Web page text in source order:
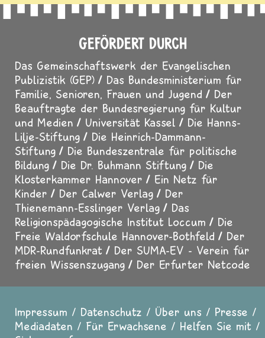
GEFÖRDERT DURCH
Das Gemeinschaftswerk der Evangelischen
Publizistik (GEP)
Das Bundesministerium für
Familie, Senioren, Frauen und Jugend
Der
Beauftragte der Bundesregierung für Kultur
und Medien
Universität Kassel
Die Hanns-
Lilje-Stiftung
Die Heinrich-Dammann-
Stiftung
Die Bundeszentrale für politische
Bildung
Die Dr. Buhmann Stiftung
Die
Klosterkammer Hannover
Ein Netz für
Kinder
Der Calwer Verlag
Der
Thienemann-Esslinger Verlag
Das
Religionspädagogische Institut Loccum
Die
Freie Waldorfschule Hannover-Bothfeld
Der
MDR-Rundfunkrat
Der SUMA-EV - Verein für
freien Wissenszugang
Der Erfurter Netcode
Fußzeile
Impressum Datenschutz Über uns
Presse
Mediadaten
Für Erwachsene
Helfen Sie mit